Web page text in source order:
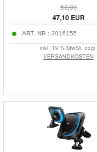
50,90
47,10EUR
ART. NR.: 3016155
inkl. 19 % MwSt. zzgl.
VERSANDKOSTEN